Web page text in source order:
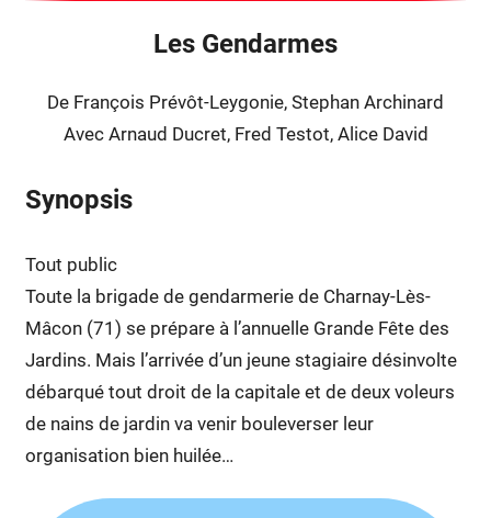
Les Gendarmes
De François Prévôt-Leygonie, Stephan Archinard
Avec Arnaud Ducret, Fred Testot, Alice David
Synopsis
Tout public
Toute la brigade de gendarmerie de Charnay-Lès-
Mâcon (71) se prépare à l’annuelle Grande Fête des
Jardins. Mais l’arrivée d’un jeune stagiaire désinvolte
débarqué tout droit de la capitale et de deux voleurs
de nains de jardin va venir bouleverser leur
organisation bien huilée…